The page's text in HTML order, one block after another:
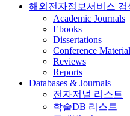
해외전자정보서비스 검
Academic Journals
Ebooks
Dissertations
Conference
Reviews
Reports
Databases & Journals
전자저널 리스트
학술DB 리스트